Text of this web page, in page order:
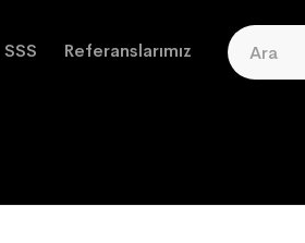
SSS Referanslarımız